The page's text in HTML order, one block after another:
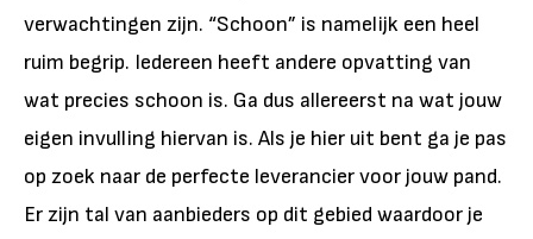
verwachtingen zijn. “Schoon” is namelijk een heel
ruim begrip. Iedereen heeft andere opvatting van
wat precies schoon is. Ga dus allereerst na wat jouw
eigen invulling hiervan is. Als je hier uit bent ga je pas
op zoek naar de perfecte leverancier voor jouw pand.
Er zijn tal van aanbieders op dit gebied waardoor je